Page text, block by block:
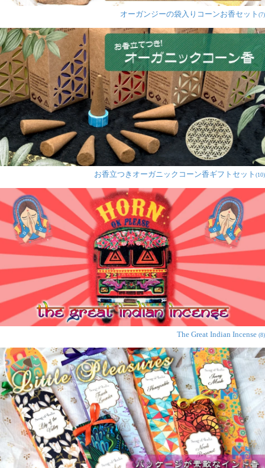
オーガンジーの袋入りコーンお香セット (7)
お香立つきオーガニックコーン香ギフトセット (10)
The Great Indian Incense (8)